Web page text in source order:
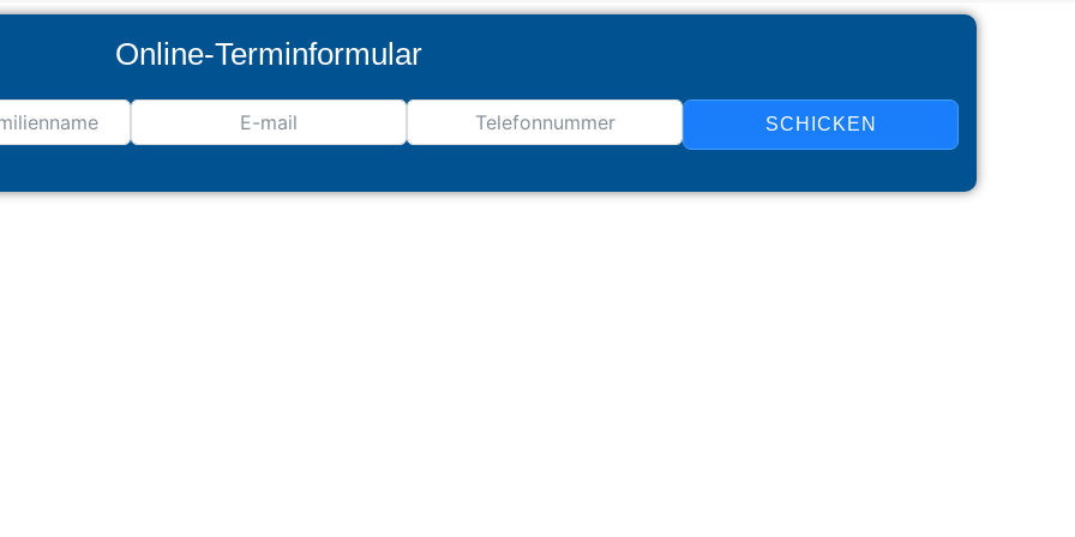
Online-Terminformular
SCHICKEN